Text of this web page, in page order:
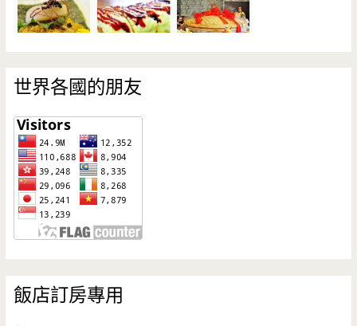
世界各國的朋友
飯店訂房專用